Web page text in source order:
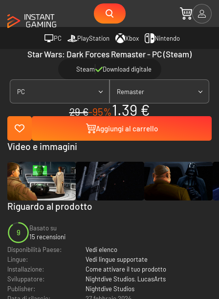
PC PlayStation Xbox Nintendo
Star Wars: Dark Forces Remaster - PC (Steam)
Steam Download digitale
PC Remaster
29 €-95%1.39 €
Aggiungi al carrello
Riguardo al prodotto
9
Basato su
15 recensioni
Disponibilità Paese:
Vedi elenco
Lingue:
Vedi lingue supportate
Installazione:
Come attivare il tuo prodotto
Sviluppatore:
Nightdive Studios, LucasArts
Publisher:
Nightdive Studios
Video e immagini